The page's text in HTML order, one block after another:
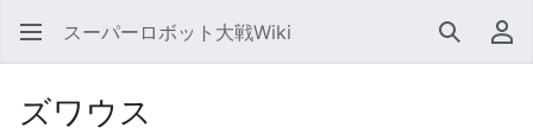
スーパーロボット大戦Wiki 検索 利
ズワウス